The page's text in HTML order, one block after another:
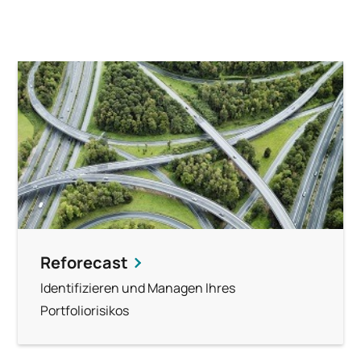
Reforecast
Identifizieren und Managen Ihres
Portfoliorisikos